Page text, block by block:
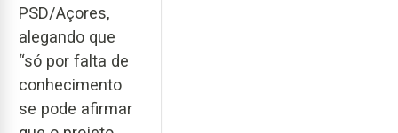
PSD/Açores,
alegando que
“só por falta de
conhecimento
se pode afirmar